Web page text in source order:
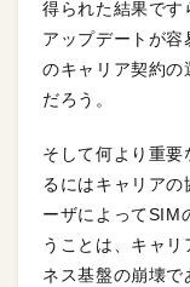
得られた結果です
アップデートが容
のキャリア契約の
だろう。
そして何より重
るにはキャリア
ーザによってSIM
うことは、キャ
ネス基盤の崩壊